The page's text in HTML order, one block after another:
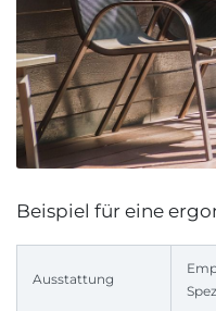
Beispiel für eine
Ausstattung